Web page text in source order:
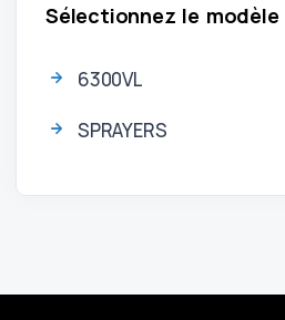
Sélectionnez le modèle
6300VL
SPRAYERS